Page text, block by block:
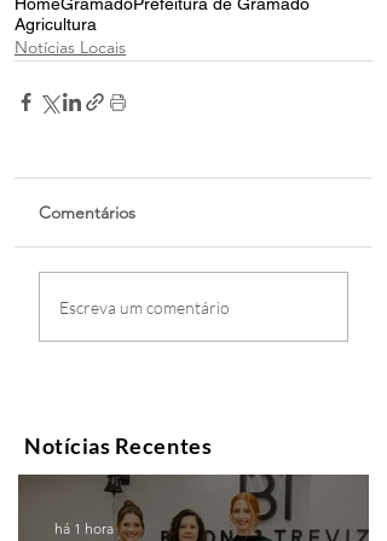
HomeGramadoPrefeitura de Gramado
Agricultura
Notícias Locais
Comentários
Escreva um comentário
Notícias Recentes
há 1 hora